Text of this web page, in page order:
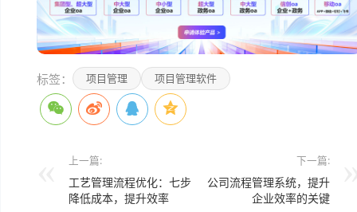
标签： 项目管理 项目管理软件
上一篇:
工艺管理流程优化：七步
降低成本，提升效率
下一篇:
公司流程管理系统，提升
企业效率的关键